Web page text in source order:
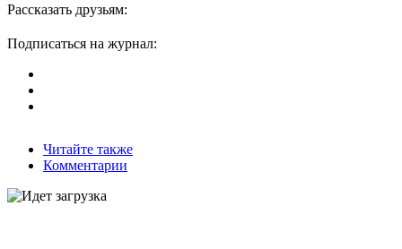
Рассказать друзьям:
Подписаться на журнал:
Читайте также
Комментарии